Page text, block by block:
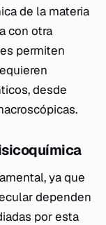
de la materia
con otra
permiten
desde
ya que
dependen
por esta